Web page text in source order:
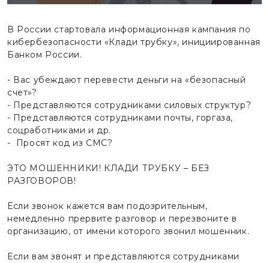
В России стартовала информационная кампания по
кибербезопасности «Клади трубку», инициированная
Банком России.
- Вас убеждают перевести деньги на «безопасный
счет»?
- Представляются сотрудниками силовых структур?
- Представляются сотрудниками почты, горгаза,
соцработниками и др.
- Просят код из СМС?
ЭТО МОШЕННИКИ! КЛАДИ ТРУБКУ – БЕЗ
РАЗГОВОРОВ!
Если звонок кажется вам подозрительным,
немедленно прервите разговор и перезвоните в
организацию, от имени которого звонил мошенник.
Если вам звонят и представляются сотрудниками